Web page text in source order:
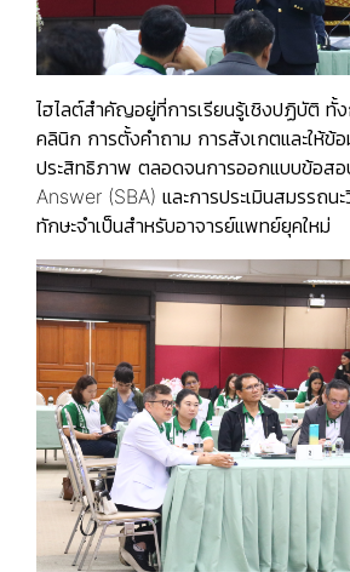
ไฮไลต์สำคัญอยู่ที่การเรียนรู้เชิงปฏิบัติ ทั้
คลินิก การตั้งคำถาม การสังเกตและให้ข้
ประสิทธิภาพ ตลอดจนการออกแบบข้อส
Answer (SBA) และการประเมินสมรรถน
ทักษะจำเป็นสำหรับอาจารย์แพทย์ยุคใหม่